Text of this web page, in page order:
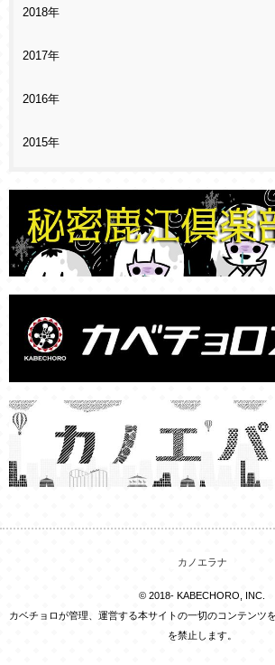
2018年
2017年
2016年
2015年
カノエラナ
© 2018- KABECHORO, INC.
カベチョロが管理、運営する本サイトの一切のコンテンツ
を禁止します。